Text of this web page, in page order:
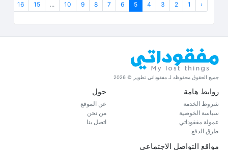
‹
1
2
3
4
5
6
7
8
9
10
...
15
16
جميع الحقوق محفوظه لـ مفقوداتي تطوير © 2026
روابط هامة
شروط الخدمة
سياسة الخوصية
عمولة مفقوداتي
طرق الدفع
حول
عن الموقع
من نحن
اتصل بنا
مواقع التواصل الاجتماعي